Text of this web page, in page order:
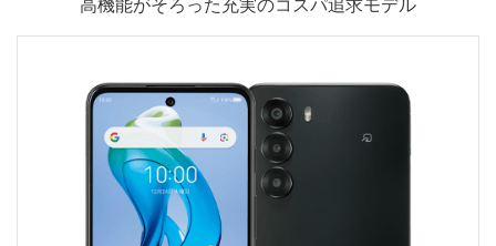
高機能がそろった充実のコスパ追求モデル
す
典
す